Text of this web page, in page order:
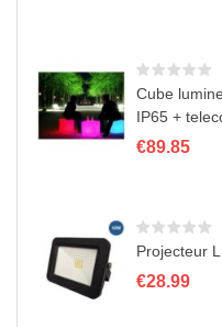
Cube
IP65 +
€89.85
Projecteur
€28.99